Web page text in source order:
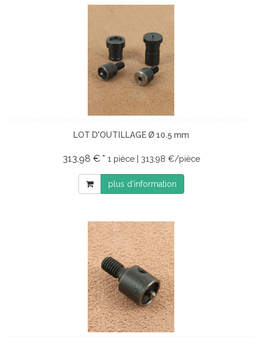
LOT D'OUTILLAGE Ø 10.5 mm
313,98 € * 1 pièce | 313,98 €/pièce
plus d'information